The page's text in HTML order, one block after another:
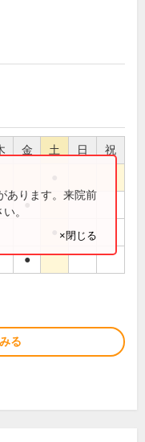
金 土 日 祝
●
●
あります。来院前
。
×閉じる
る